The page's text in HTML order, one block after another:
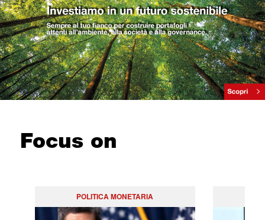
Focus on
POLITICA MONETARIA